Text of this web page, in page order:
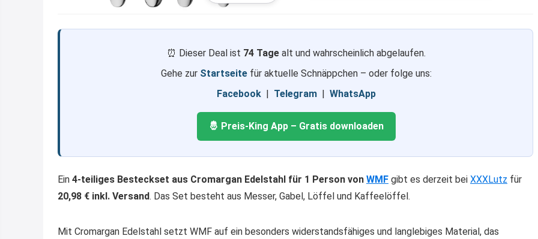
⏰ Dieser Deal ist 74 Tage alt und wahrscheinlich abgelaufen.
Gehe zur Startseite für aktuelle Schnäppchen – oder folge uns:
Facebook | Telegram | WhatsApp
🤴 Preis-King App – Gratis downloaden
Ein 4-teiliges Besteckset aus Cromargan Edelstahl für 1 Person von WMF gibt es derzeit bei XXXLutz für
20,98 € inkl. Versand. Das Set besteht aus Messer, Gabel, Löffel und Kaffeelöffel.
Mit Cromargan Edelstahl setzt WMF auf ein besonders widerstandsfähiges und langlebiges Material, das